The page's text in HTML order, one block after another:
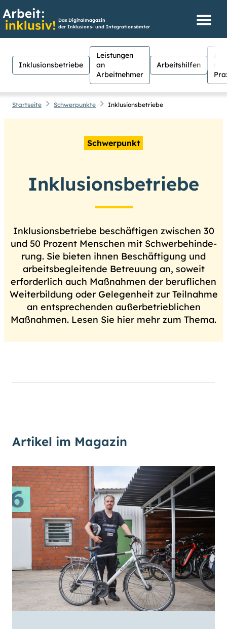
Das Digitalmagazin
der Inklusions- und Integrationsämter
Inklusionsbetriebe
Leistungen
an
Arbeitnehmer
Arbeitshilfen
Suche
Für Menschen mit Sehschwäche
besteht hier die Möglichkeit, den
Kontrast stärker einzustellen.
hoch.) Für eine bessere Lesbarkeit
können Sie außerdem die Schrift
vergrößern. (Einfach bei
Schriftgrößedas Feldgroß
anwählen.)
Übrigens: Unsere Videos sind mit
Untertiteln versehen.
normal
groß
Kontrast
normal
hoch
Startseite Schwerpunkte Inklusionsbetriebe
Schwerpunkt
Inklusionsbetriebe
Inklusionsbetriebe beschäftigen zwischen 30
und 50 Prozent Menschen mit Schwer­be­hin­de­
rung. Sie bieten ihnen Beschäftigung und
arbeitsbegleitende Be­treu­ung an, soweit
erforderlich auch Maßnahmen der beruflichen
Weiterbildung oder Gelegenheit zur Teilnahme
an entsprechenden außerbetrieblichen
Maßnahmen. Lesen Sie hier mehr zum Thema.
Artikel im Magazin